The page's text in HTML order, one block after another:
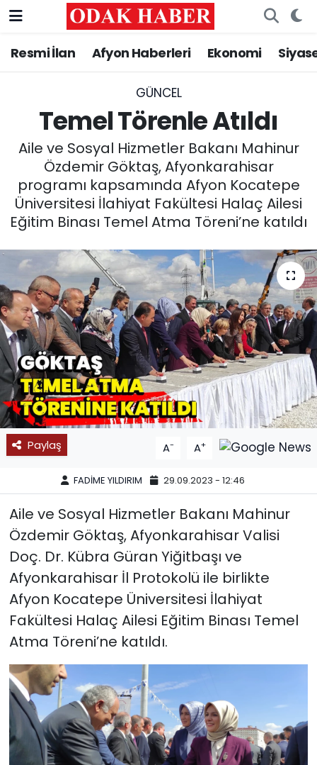
Resmi İlan Afyon Haberleri Ekonomi
GÜNCEL
Temel Törenle Atıldı
Aile ve Sosyal Hizmetler Bakanı Mahinur
Özdemir Göktaş, Afyonkarahisar
programı kapsamında Afyon Kocatepe
Üniversitesi İlahiyat Fakültesi Halaç Ailesi
Eğitim Binası Temel Atma Töreni’ne katıldı
Paylaş A- A+
FADİME YILDIRIM 29.09.2023 - 12:46
Aile ve Sosyal Hizmetler Bakanı Mahinur
Özdemir Göktaş, Afyonkarahisar Valisi
Doç. Dr. Kübra Güran Yiğitbaşı ve
Afyonkarahisar İl Protokolü ile birlikte
Afyon Kocatepe Üniversitesi İlahiyat
Fakültesi Halaç Ailesi Eğitim Binası Temel
Atma Töreni’ne katıldı.
AFYONKARAHİSAR HABERLERİ
ASAYİŞ
GÜNCEL
SİYASET
MAGAZİN
SAĞLIK
SPOR
11:11 MANŞET
Nöbetçi Eczaneler
Trafik Durumu
Süper Lig Puan Durumu ve Fikstür
Tüm Manşetler
Haber Arşivi